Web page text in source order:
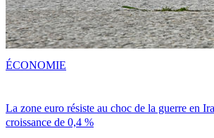
La zone euro résiste au choc de la guerre en
croissance de 0,4 %
ÉCONOMIE